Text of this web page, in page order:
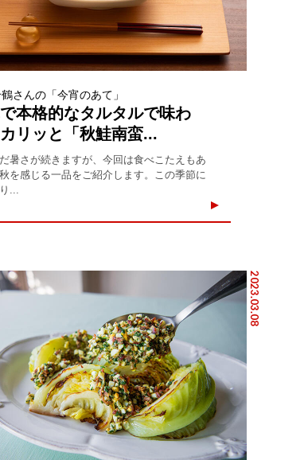
さんの「今宵のあて」
本格的なタルタルで味わ
リッと「秋鮭南蛮...
暑さが続きますが、今回は食べこたえもあ
を感じる一品をご紹介します。この季節に
...
2023.03.08